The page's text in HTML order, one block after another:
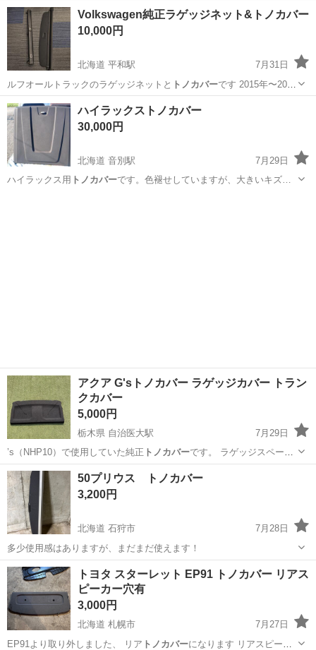
岐阜 岐阜市 内装、インテリア 汚れ
Volkswagen純正ラゲッジネット&トノカバー
10,000円
北海道 平和駅
7月31日
ルフオールトラックのラゲッジネットと トノカバーです 2015年〜2021
年式のゴル…
北海道 札幌市 平和駅 内装、インテリア
ハイラックストノカバー
30,000円
北海道 音別駅
7月29日
ハイラックス用 トノカバーです。色褪せしていますが、大きいキズ…
アクア G'sトノカバー ラゲッジカバー トラン
クカバー
5,000円
栃木県 自治医大駅
7月29日
’s（NHP10）で使用していた純正 トノカバーです。 ラゲッジスペース
の荷物を外…
栃木 下野市 自治医大駅
50プリウス トノカバー
3,200円
北海道 石狩市
7月28日
多少使用感はありますが、まだまだ使えます！
北海道 石狩市 外装、車外用品
トヨタ スターレット EP91 トノカバー リアス
ピーカー穴有
3,000円
北海道 札幌市
7月27日
EP91より取り外しました、 リア トノカバーになります リアスピーカ